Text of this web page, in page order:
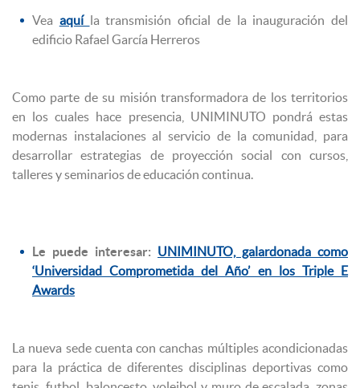
Vea aquí la transmisión oficial de la inauguración del
edificio Rafael García Herreros
Como parte de su misión transformadora de los territorios
en los cuales hace presencia, UNIMINUTO pondrá estas
modernas instalaciones al servicio de la comunidad, para
desarrollar estrategias de proyección social con cursos,
talleres y seminarios de educación continua.
Le puede interesar: UNIMINUTO, galardonada como
‘Universidad Comprometida del Año’ en los Triple E
Awards
La nueva sede cuenta con canchas múltiples acondicionadas
para la práctica de diferentes disciplinas deportivas como